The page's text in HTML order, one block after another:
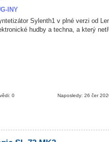
INY
Sylenth1 v plné verzi od
hudby a techna, a který
Naposledy: 26 čer
0